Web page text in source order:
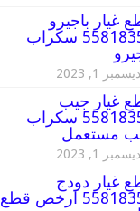
غيار باجيرو
55818355 سكراب
ديسمبر 1, 2023
غيار جيب
55818355 سكراب
مستعمل
ديسمبر 1, 2023
غيار دودج
55818355 ارخص قطع